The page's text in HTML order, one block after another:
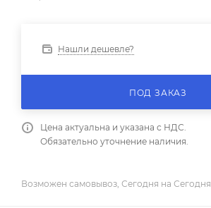
Нашли дешевле?
ПОД ЗАКАЗ
Цена актуальна и указана с НДС.
Обязательно уточнение наличия.
Возможен самовывоз, Сегодня на Сегодня.